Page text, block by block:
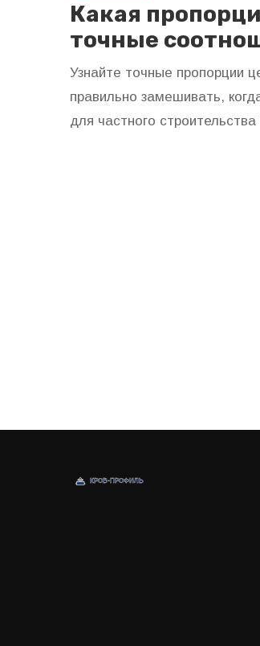
Какая
точные
Узнайте точные пропорции
правильно замешивать,
для частного